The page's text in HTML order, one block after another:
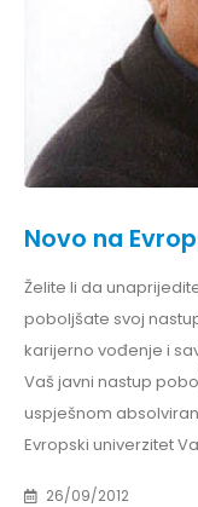
Novo na
Želite li da
poboljšate svoj
karijerno vođenje i
Vaš javni nastup
uspješnom
Evropski univerzitet
26/09/2012